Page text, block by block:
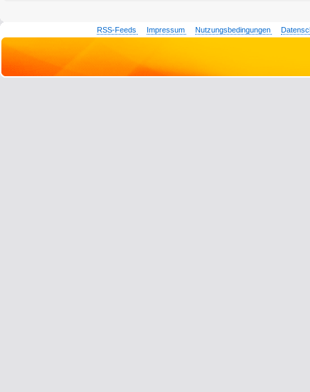
RSS-Feeds Impressum Nutzungsbedingungen